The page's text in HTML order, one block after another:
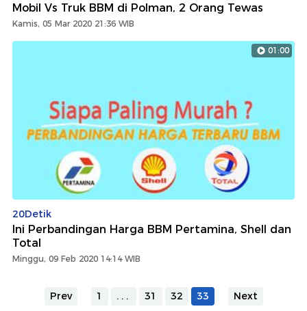
Mobil Vs Truk BBM di Polman, 2 Orang Tewas
Kamis, 05 Mar 2020 21:36 WIB
01:00
20Detik
Ini Perbandingan Harga BBM Pertamina, Shell dan
Total
Minggu, 09 Feb 2020 14:14 WIB
Prev 1 ... 31 32 33 Next